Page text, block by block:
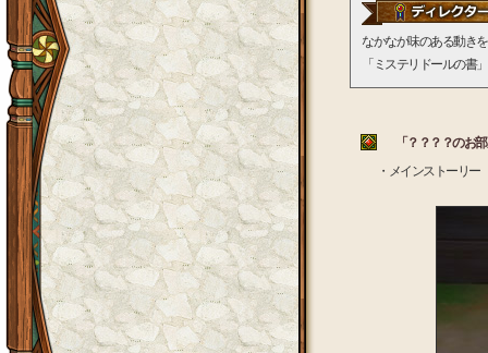
なかなか味のある動き
「ミステリドールの書
「？？？？のお
・メインストーリ